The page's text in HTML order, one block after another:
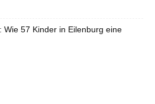
57 Kinder in Eilenburg eine